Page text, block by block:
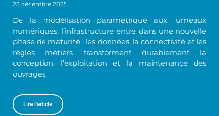
23 décembre 2025
De la modélisation paramétrique aux jumeaux
numériques, l’infrastructure entre dans une nouvelle
phase de maturité : les données, la connectivité et les
règles métiers transforment durablement la
conception, l’exploitation et la maintenance des
ouvrages.
Lire l'article